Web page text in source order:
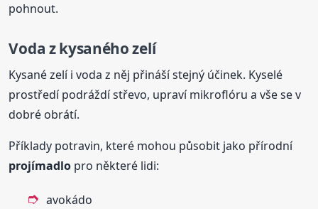
pohnout.
Voda z kysaného zelí
Kysané zelí i voda z něj přináší stejný účinek. Kyselé
prostředí podráždí střevo, upraví mikroflóru a vše se v
dobré obrátí.
Příklady potravin, které mohou působit jako přírodní
projímadlo pro některé lidi:
avokádo